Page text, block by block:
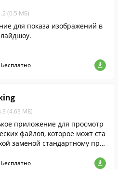
(0.5 МБ)
для показа изображений в
Бесплатно
(4.63 МБ)
приложение для просмотр
файлов, которое можт ста
заменой стандартному про
Бесплатно